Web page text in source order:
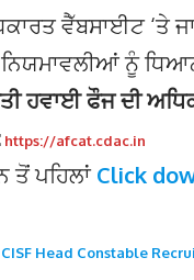
ਵੈੱਬਸਾਈਟ ‘ਤੇ
ਨੂੰ
ਹਵਾਈ ਫੌਜ ਦੀ
https://afcat.cdac.in
ਤੋਂ ਪਹਿਲਾਂClick
CISF Head Constable